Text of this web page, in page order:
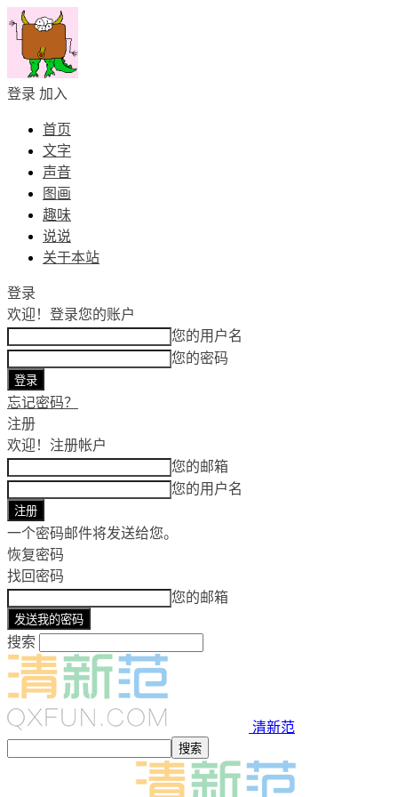
登录 加入
首页
文字
声音
图画
趣味
说说
关于本站
登录
欢迎！ 登录您的账户
您的用户名
您的密码
忘记密码？
注册
欢迎！ 注册帐户
您的邮箱
您的用户名
一个密码邮件将发送给您。
恢复密码
找回密码
您的邮箱
搜索
清新范